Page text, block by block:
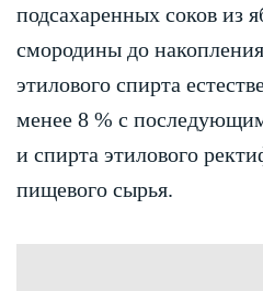
подсахаренных соков из
смородины до
этилового спирта
менее 8 % с
и спирта этилового
пищевого сырья.